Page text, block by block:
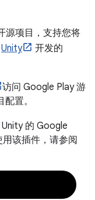
源项目，支持您将
Unity
开发的
访问 Google Play 游
置。
的 Google
该插件，请参阅